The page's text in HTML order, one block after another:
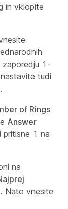
in vklopite
1-
tudi
of Rings
Answer
pritisne 1 na
na
. Nato vnesite